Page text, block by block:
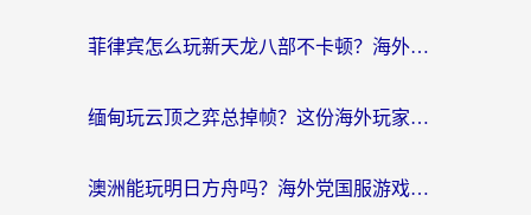
菲律宾怎么玩新天龙八部不卡顿？海外党国服游戏加速器终极指南（附欧洲国外玩家实测）
缅甸玩云顶之弈总掉帧？这份海外玩家专属加速器攻略帮你上分
澳洲能玩明日方舟吗？海外党国服游戏畅玩终极指南（附实用加速器选择技巧）